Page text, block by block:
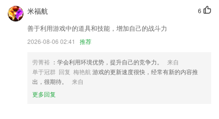
6
米福航
善于利用游戏中的道具和技能，增加自己的战斗力
2026-08-06 02:41 推荐
劳菁裕 ：学会利用环境优势，提升自己的竞争力。
来自
单于冠群 回复 梅艳航 游戏的更新速度很快，经常有新的内容推
出，很期待。
来自
更多回复